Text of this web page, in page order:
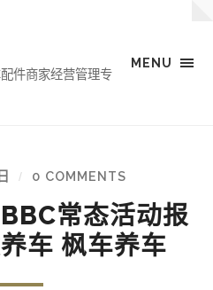
MENU
件商家经营管理专
/ 0 COMMENTS
常态活动报
车 枫车养车